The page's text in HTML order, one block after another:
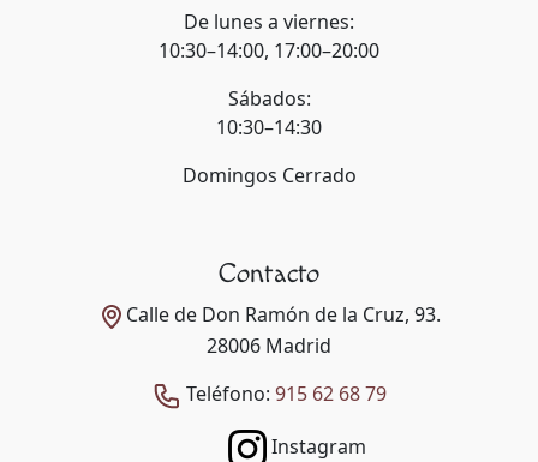
De lunes a viernes:
10:30–14:00, 17:00–20:00
Sábados:
10:30–14:30
Domingos Cerrado
Contacto
Calle de Don Ramón de la Cruz, 93.
28006 Madrid
Teléfono: 915 62 68 79
Instagram